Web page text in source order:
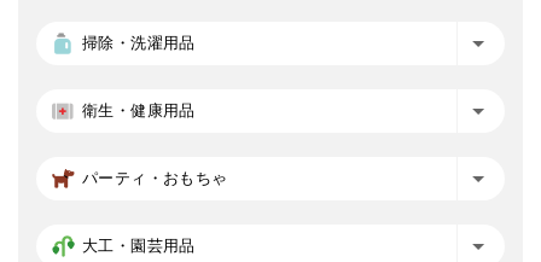
掃除・洗濯用品
衛生・健康用品
パーティ・おもちゃ
大工・園芸用品